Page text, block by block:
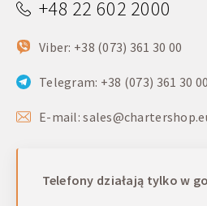
+48 22 602 2000
Viber: +38 (073) 361 30 00
Telegram: +38 (073) 361 30 00
E-mail:
Telefony działają tylko w